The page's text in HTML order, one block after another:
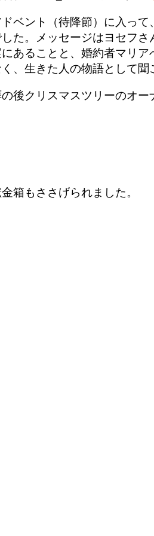
ベント（待降節）に入って
た。メッセージはヨセフ
あることと、婚約者マリ
、生きた人の物語として聞
後クリスマスツリーのオ
箱もささげられました。